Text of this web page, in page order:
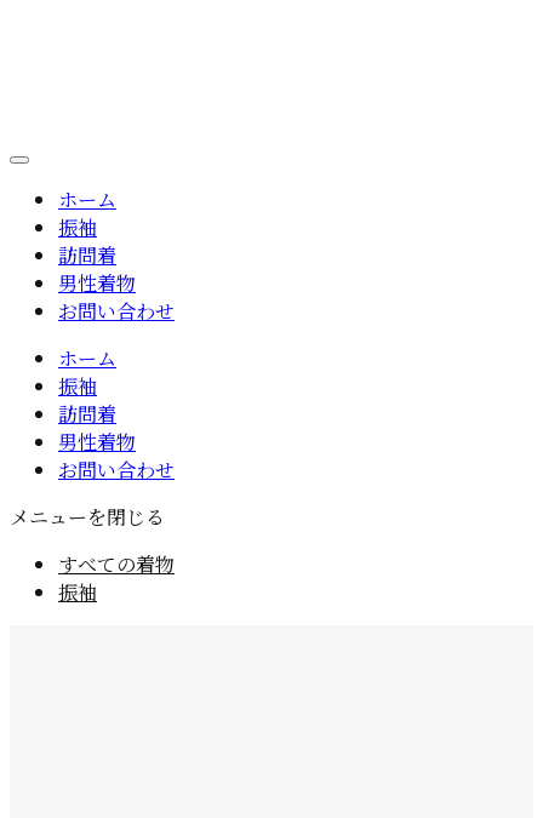
ホーム
振袖
訪問着
男性着物
お問い合わせ
ホーム
振袖
訪問着
男性着物
お問い合わせ
メニューを閉じる
すべての着物
振袖